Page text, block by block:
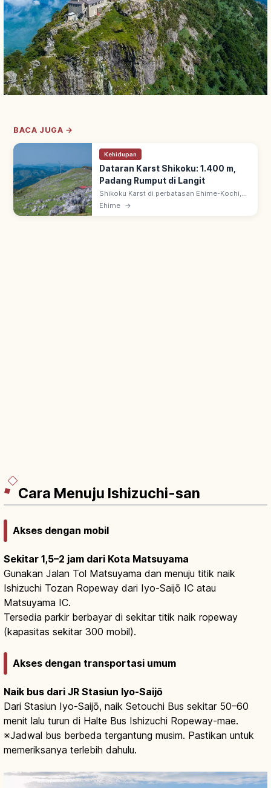
BACA JUGA →
Kehidupan
Dataran Karst Shikoku: 1.400 m,
Padang Rumput di Langit
Shikoku Karst di perbatasan Ehime-Kochi,
1.400 m: salah satu 3 karst utama Jepang.
Ehime →
Cara Menuju Ishizuchi-san
Akses dengan mobil
Sekitar 1,5–2 jam dari Kota Matsuyama
Gunakan Jalan Tol Matsuyama dan menuju titik naik
Ishizuchi Tozan Ropeway dari Iyo-Saijō IC atau
Matsuyama IC.
Tersedia parkir berbayar di sekitar titik naik ropeway
(kapasitas sekitar 300 mobil).
Akses dengan transportasi umum
Naik bus dari JR Stasiun Iyo-Saijō
Dari Stasiun Iyo-Saijō, naik Setouchi Bus sekitar 50–60
menit lalu turun di Halte Bus Ishizuchi Ropeway-mae.
※Jadwal bus berbeda tergantung musim. Pastikan untuk
memeriksanya terlebih dahulu.